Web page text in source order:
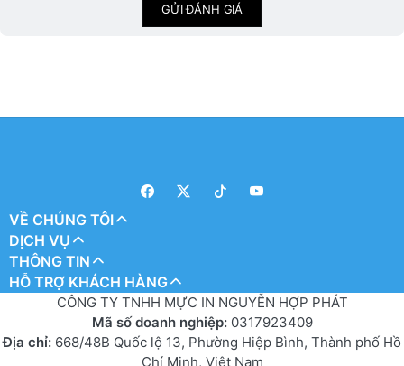
GỬI ĐÁNH GIÁ
VỀ CHÚNG TÔI
DỊCH VỤ
THÔNG TIN
HỖ TRỢ KHÁCH HÀNG
CÔNG TY TNHH MỰC IN NGUYỄN HỢP PHÁT
Mã số doanh nghiệp: 0317923409
Địa chỉ: 668/48B Quốc lộ 13, Phường Hiệp Bình, Thành phố Hồ
Chí Minh, Việt Nam